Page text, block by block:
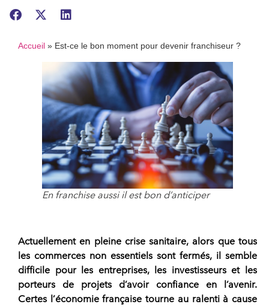
Accueil » Est-ce le bon moment pour devenir franchiseur ?
En franchise aussi il est bon d’anticiper
Actuellement en pleine crise sanitaire, alors que tous
les commerces non essentiels sont fermés, il semble
difficile pour les entreprises, les investisseurs et les
porteurs de projets d’avoir confiance en l’avenir.
Certes l’économie française tourne au ralenti à cause